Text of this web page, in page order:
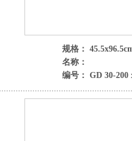
规格：
名称：
编号： GD 30-200